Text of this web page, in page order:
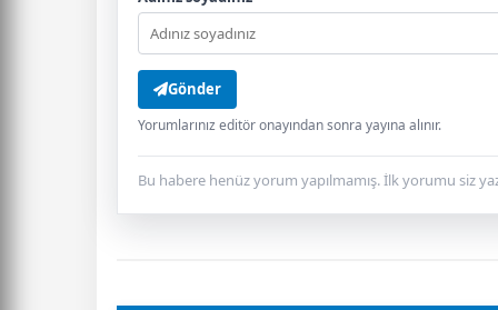
Gönder
Yorumlarınız editör onayından sonra yayına alınır.
Bu habere henüz yorum yapılmamış. İlk yorumu siz